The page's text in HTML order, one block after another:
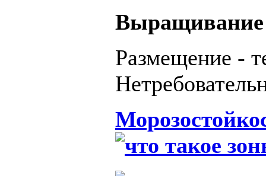
Выращивание
Размещение -